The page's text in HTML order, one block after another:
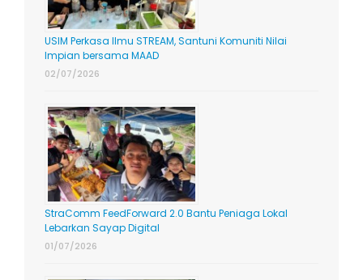
USIM Perkasa Ilmu STREAM, Santuni Komuniti Nilai
Impian bersama MAAD
02/07/2026
StraComm FeedForward 2.0 Bantu Peniaga Lokal
Lebarkan Sayap Digital
01/07/2026